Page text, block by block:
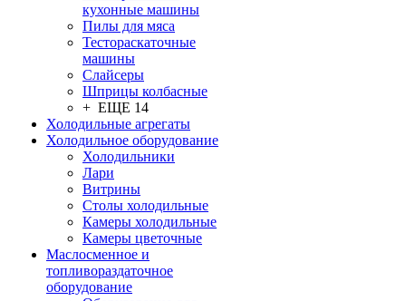
кухонные машины
Пилы для мяса
Тестораскаточные
машины
Слайсеры
Шприцы колбасные
+ ЕЩЕ 14
Холодильные агрегаты
Холодильное оборудование
Холодильники
Лари
Витрины
Столы холодильные
Камеры холодильные
Камеры цветочные
Маслосменное и
топливораздаточное
оборудование